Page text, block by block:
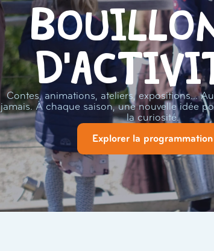
Contes, animations, ateliers, expositions… Au
jamais. À chaque saison, une nouvelle idée
la curiosité.
Explorer la programmation